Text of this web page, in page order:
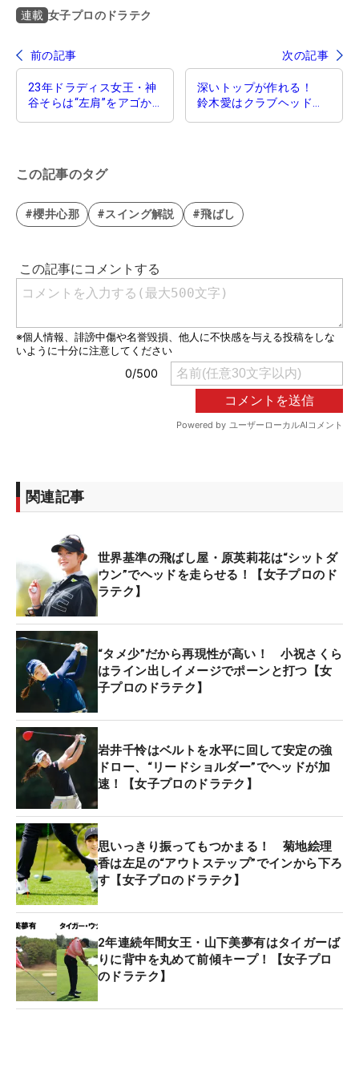
連載 女子プロのドラテク
前の記事 次の記事
23年ドラディス女王・神
谷そらは“左肩”をアゴか
深いトップが作れる！
鈴木愛はクラブヘッドを
この記事のタグ
#櫻井心那 #スイング解説 #飛ばし
関連記事
世界基準の飛ばし屋・原英莉花は“シットダ
ウン”でヘッドを走らせる！【女子プロのド
ラテク】
“タメ少”だから再現性が高い！ 小祝さくら
はライン出しイメージでポーンと打つ【女
子プロのドラテク】
岩井千怜はベルトを水平に回して安定の強
ドロー、“リードショルダー”でヘッドが加
速！【女子プロのドラテク】
思いっきり振ってもつかまる！ 菊地絵理
香は左足の“アウトステップ”でインから下ろ
す【女子プロのドラテク】
2年連続年間女王・山下美夢有はタイガーば
りに背中を丸めて前傾キープ！【女子プロ
のドラテク】